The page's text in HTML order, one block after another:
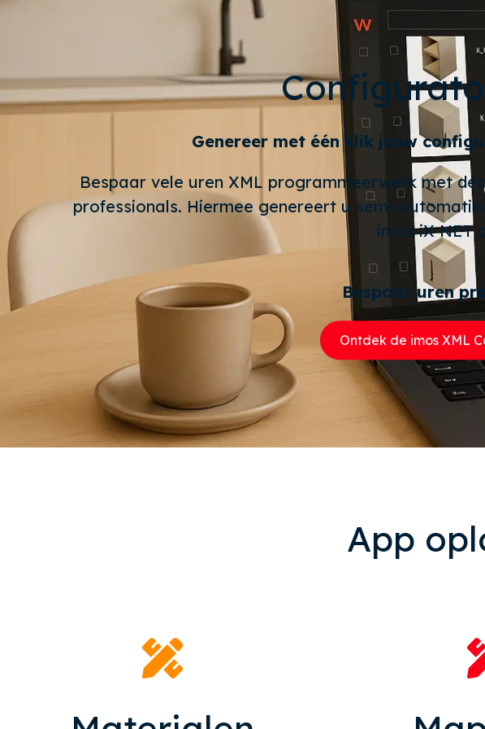
Genereer met één klik jouw
Bespaar vele uren XML programmeerwerk met
professionals. Hiermee genereert u semi-
imos iX NET
Bespaar uren
Ontdek de imos XML
App